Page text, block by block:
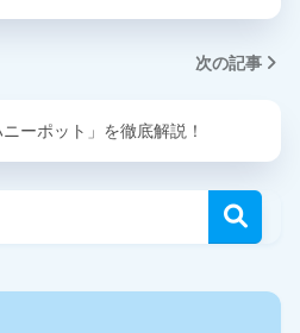
次の記事
ーポット」を徹底解説！